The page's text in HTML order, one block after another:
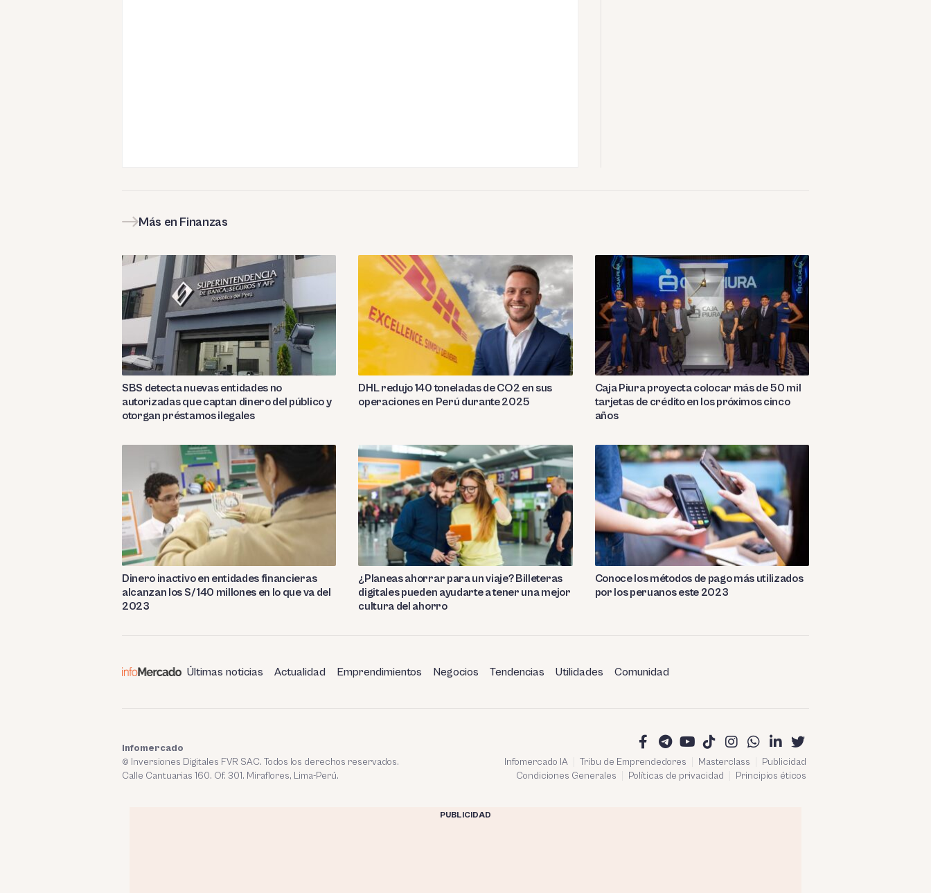
Más en Finanzas
SBS detecta nuevas entidades no
autorizadas que captan dinero del público y
otorgan préstamos ilegales
DHL redujo 140 toneladas de CO2 en sus
operaciones en Perú durante 2025
Caja Piura proyecta colocar más de 50 mil
tarjetas de crédito en los próximos cinco
años
Dinero inactivo en entidades financieras
alcanzan los S/ 140 millones en lo que va del
2023
¿Planeas ahorrar para un viaje? Billeteras
digitales pueden ayudarte a tener una mejor
cultura del ahorro
Conoce los métodos de pago más utilizados
por los peruanos este 2023
Últimas noticias Actualidad Emprendimientos Negocios Tendencias Utilidades Comunidad
Infomercado IA Tribu de Emprendedores Masterclass
Publicidad
Condiciones Generales
Políticas de privacidad Principios éticos
Infomercado
© Inversiones Digitales FVR SAC. Todos los derechos reservados.
Calle Cantuarias 160. Of. 301. Miraflores, Lima-Perú.
PUBLICIDAD